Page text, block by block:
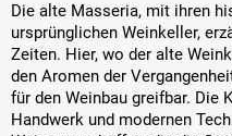
Die alte Masseria, mit ihren
ursprünglichen Weinkeller,
Zeiten. Hier, wo der alte
den Aromen der
für den Weinbau greifbar.
Handwerk und modernen